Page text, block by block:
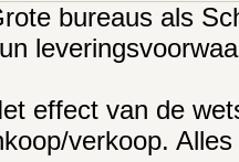
bureaus als
effect van de
verkoop.